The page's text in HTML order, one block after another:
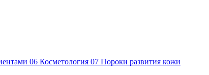
06 Косметология 07 Пороки развития кожи